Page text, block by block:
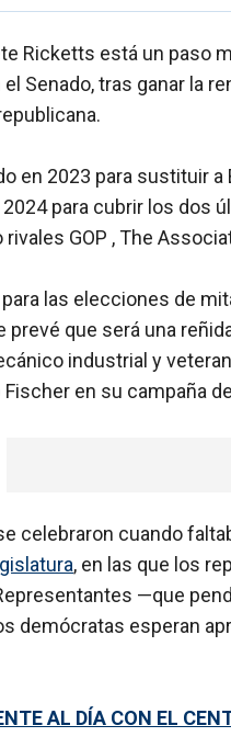
Ricketts está un paso
Senado, tras ganar la
en 2023 para sustituir a
para cubrir los dos
GOP , The
las elecciones de
prevé que será una
industrial y
en su campaña
celebraron cuando
, en las que los
—que
demócratas esperan
AL DÍA CON EL